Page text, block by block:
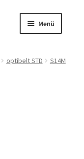
Menü
optibelt STD
S14M